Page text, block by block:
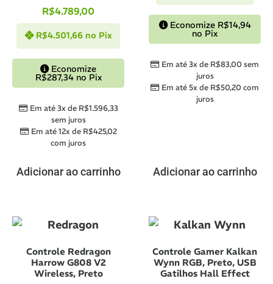
R$4.789,00
Em até 3x de R$1.596,33
sem juros
Em até 12x de R$425,02
com juros
R$4.501,66 no Pix
Economize
R$287,34no Pix
Adicionar ao carrinho
Em até 3x de R$83,00 sem
juros
Em até 5x de R$50,20 com
juros
Economize R$14,94
no Pix
Adicionar ao carrinho
Controle Redragon
Harrow G808 V2
Wireless, Preto
Controle Gamer Kalkan
Wynn RGB, Preto, USB
Gatilhos Hall Effect